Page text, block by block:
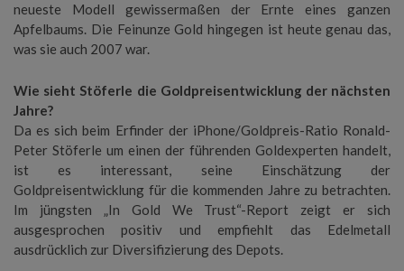
neueste Modell gewissermaßen der Ernte eines ganzen
Apfelbaums. Die Feinunze Gold hingegen ist heute genau das,
was sie auch 2007 war.
Wie sieht Stöferle die Goldpreisentwicklung der nächsten
Jahre?
Da es sich beim Erfinder der iPhone/Goldpreis-Ratio Ronald-
Peter Stöferle um einen der führenden Goldexperten handelt,
ist es interessant, seine Einschätzung der
Goldpreisentwicklung für die kommenden Jahre zu betrachten.
Im jüngsten „In Gold We Trust“-Report zeigt er sich
ausgesprochen positiv und empfiehlt das Edelmetall
ausdrücklich zur Diversifizierung des Depots.